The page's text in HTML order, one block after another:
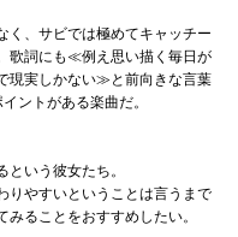
く、サビでは極めてキャッチー
歌詞にも≪例え思い描く毎日が
現実しかない≫と前向きな言葉
ントがある楽曲だ。
という彼女たち。
りやすいということは言うまで
ることをおすすめしたい。